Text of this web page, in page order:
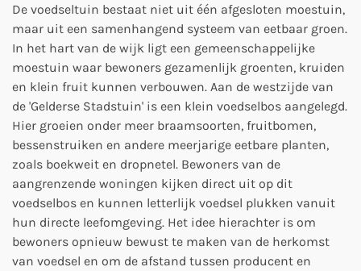
De voedseltuin bestaat niet uit één afgesloten moestuin,
maar uit een samenhangend systeem van eetbaar groen.
In het hart van de wijk ligt een gemeenschappelijke
moestuin waar bewoners gezamenlijk groenten, kruiden
en klein fruit kunnen verbouwen. Aan de westzijde van
de 'Gelderse Stadstuin' is een klein voedselbos aangelegd.
Hier groeien onder meer braamsoorten, fruitbomen,
bessenstruiken en andere meerjarige eetbare planten,
zoals boekweit en dropnetel. Bewoners van de
aangrenzende woningen kijken direct uit op dit
voedselbos en kunnen letterlijk voedsel plukken vanuit
hun directe leefomgeving. Het idee hierachter is om
bewoners opnieuw bewust te maken van de herkomst
van voedsel en om de afstand tussen producent en